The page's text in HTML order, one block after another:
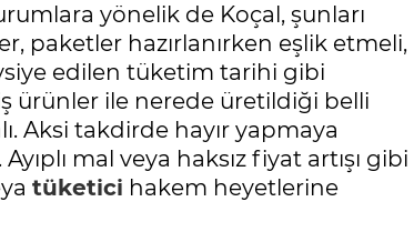
yönelik de Koçal, şunları
paketler hazırlanırken eşlik etmeli,
edilen tüketim tarihi gibi
ürünler ile nerede üretildiği belli
Aksi takdirde hayır yapmaya
mal veya haksız fiyat artışı gibi
tüketici hakem heyetlerine